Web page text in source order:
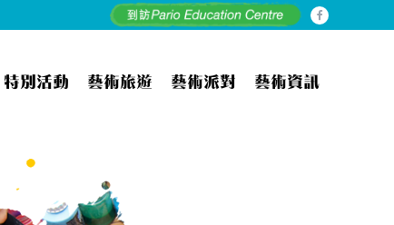
f
a
特別活動 藝術旅遊 藝術派對 藝術資訊